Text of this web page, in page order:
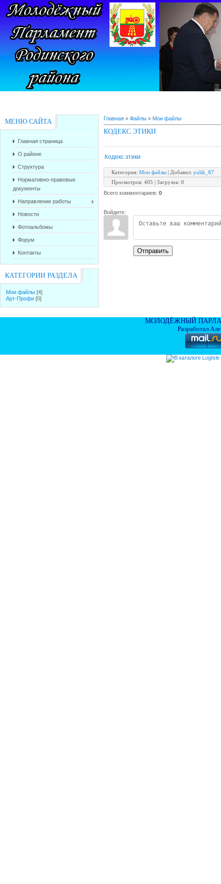
МЕНЮ САЙТА
Главная страница
О районе
Структура
Нормативно-правовые
документы
Направление работы
Новости
Фотоальбомы
Форум
Контакты
КАТЕГОРИИ РАЗДЕЛА
Мои файлы [4]
Арт-Профи [0]
Главная » Файлы » Мои файлы
КОДЕКС ЭТИКИ
Кодекс этики
Категория: Мои файлы | Добавил: yulik_87
Просмотров: 405 | Загрузок: 0
Всего комментариев: 0
Войдите:
Отправить
МОЛОДЁЖНЫЙ
Разработал